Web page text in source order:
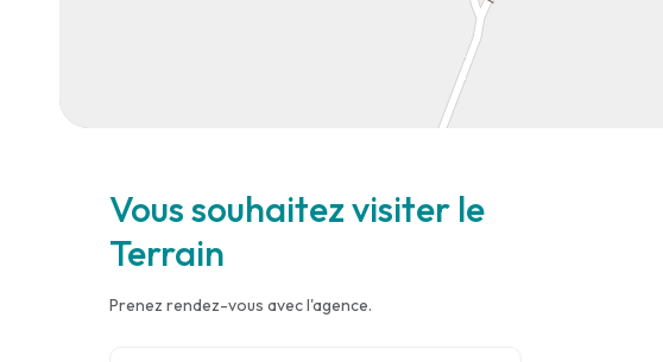
Vous souhaitez visiter le
Terrain
Prenez rendez-vous avec l'agence.